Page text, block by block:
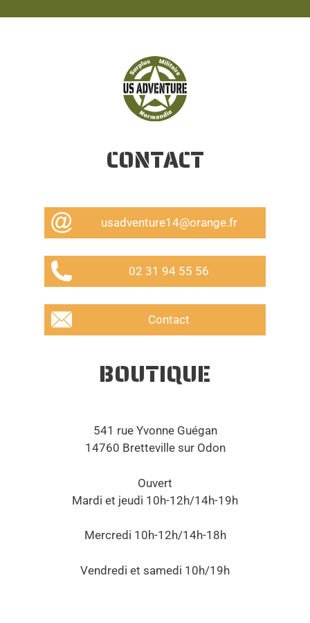
CONTACT
usadventure14@orange.fr
02 31 94 55 56
Contact
BOUTIQUE
541 rue Yvonne Guégan
14760 Bretteville sur Odon
Ouvert
Mardi et jeudi 10h-12h/14h-19h
Mercredi 10h-12h/14h-18h
Vendredi et samedi 10h/19h